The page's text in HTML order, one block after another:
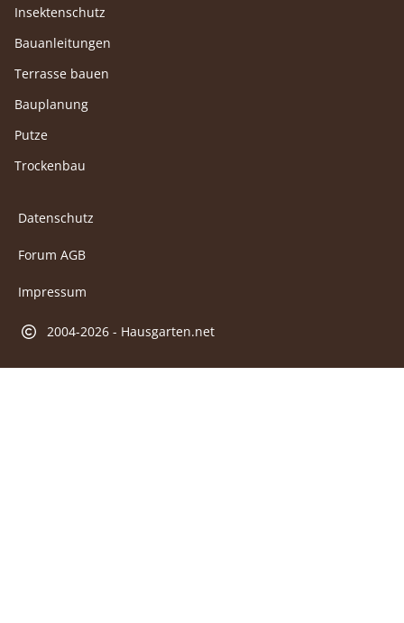
Insektenschutz
Bauanleitungen
Terrasse bauen
Bauplanung
Putze
Trockenbau
Datenschutz
Forum AGB
Impressum
2004-2026 - Hausgarten.net